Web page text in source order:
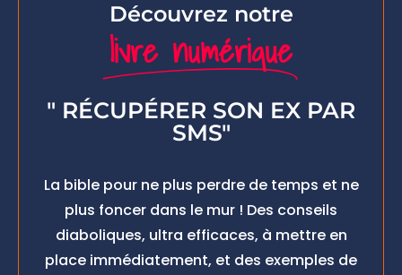
Découvrez notre
livre numérique
" RÉCUPÉRER SON EX PAR
SMS"
La bible pour ne plus perdre de temps et ne
plus foncer dans le mur ! Des conseils
diaboliques, ultra efficaces, à mettre en
place immédiatement, et des exemples de